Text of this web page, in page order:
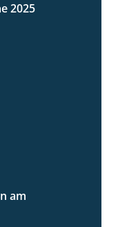
2025
am